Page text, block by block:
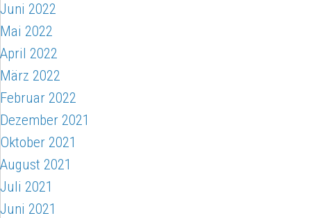
Juni 2022
Mai 2022
April 2022
März 2022
Februar 2022
Dezember 2021
Oktober 2021
August 2021
Juli 2021
Juni 2021